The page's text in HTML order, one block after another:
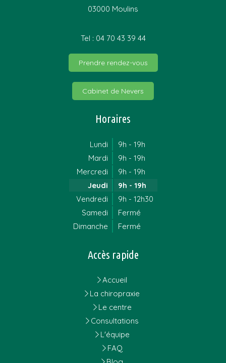
03000 Moulins
Tel : 04 70 43 39 44
Prendre rendez-vous
Cabinet de Nevers
Horaires
Lundi
9h - 19h
Mardi
9h - 19h
Mercredi
9h - 19h
Jeudi
9h - 19h
Vendredi
9h - 12h30
Samedi
Fermé
Dimanche
Fermé
Accès rapide
Accueil
La chiropraxie
Le centre
Consultations
L'équipe
FAQ